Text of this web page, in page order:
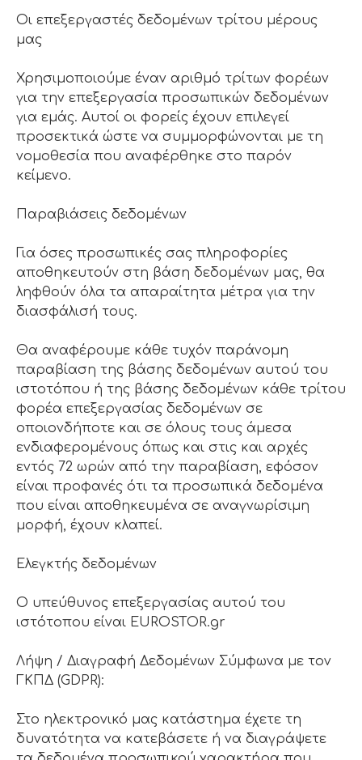
Οι επεξεργαστές δεδομένων τρίτου μέρους
μας
Χρησιμοποιούμε έναν αριθμό τρίτων φορέων
για την επεξεργασία προσωπικών δεδομένων
για εμάς. Αυτοί οι φορείς έχουν επιλεγεί
προσεκτικά ώστε να συμμορφώνονται με τη
νομοθεσία που αναφέρθηκε στο παρόν
κείμενο.
Παραβιάσεις δεδομένων
Για όσες προσωπικές σας πληροφορίες
αποθηκευτούν στη βάση δεδομένων μας, θα
ληφθούν όλα τα απαραίτητα μέτρα για την
διασφάλισή τους.
Θα αναφέρουμε κάθε τυχόν παράνομη
παραβίαση της βάσης δεδομένων αυτού του
ιστοτόπου ή της βάσης δεδομένων κάθε τρίτου
φορέα επεξεργασίας δεδομένων σε
οποιονδήποτε και σε όλους τους άμεσα
ενδιαφερομένους όπως και στις και αρχές
εντός 72 ωρών από την παραβίαση, εφόσον
είναι προφανές ότι τα προσωπικά δεδομένα
που είναι αποθηκευμένα σε αναγνωρίσιμη
μορφή, έχουν κλαπεί.
Ελεγκτής δεδομένων
Ο υπεύθυνος επεξεργασίας αυτού του
ιστότοπου είναι EUROSTOR.gr
Λήψη / Διαγραφή Δεδομένων Σύμφωνα με τον
ΓΚΠΔ (GDPR):
Στο ηλεκτρονικό μας κατάστημα έχετε τη
δυνατότητα να κατεβάσετε ή να διαγράψετε